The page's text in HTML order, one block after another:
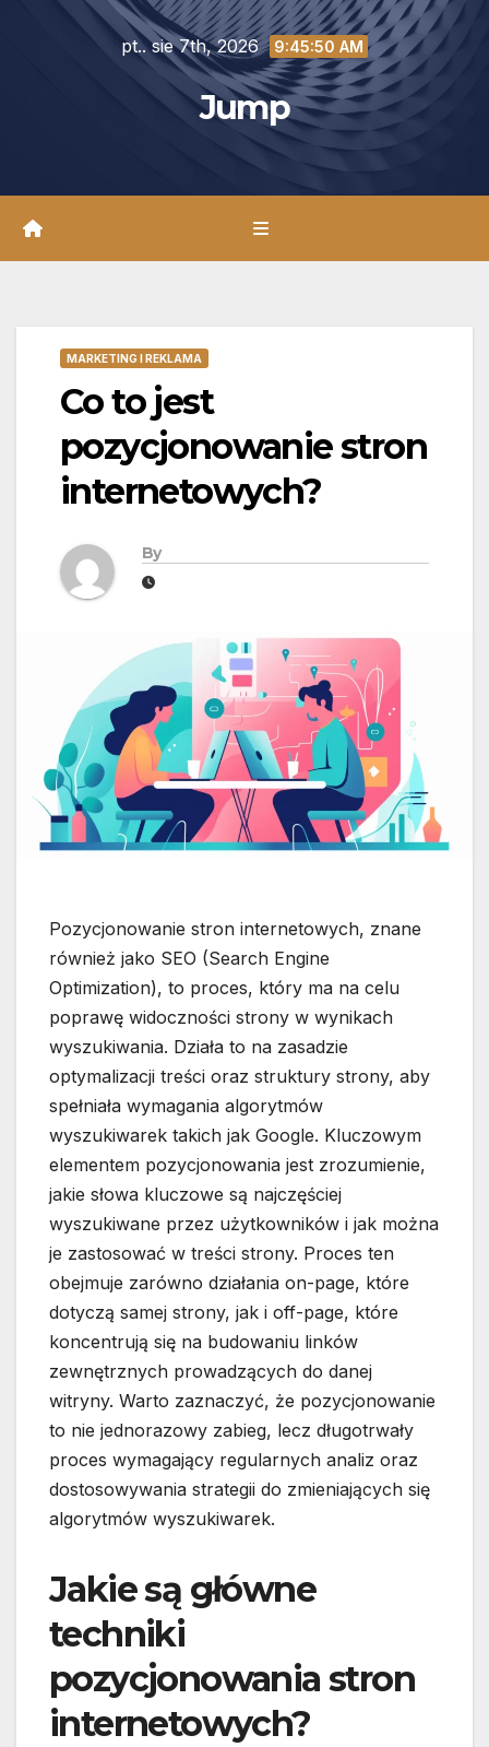
pt.. sie 7th, 2026 9:45:51 AM
Jump
MARKETING I REKLAMA
Co to jest
pozycjonowanie stron
internetowych?
By
Pozycjonowanie stron internetowych, znane
również jako SEO (Search Engine
Optimization), to proces, który ma na celu
poprawę widoczności strony w wynikach
wyszukiwania. Działa to na zasadzie
optymalizacji treści oraz struktury strony, aby
spełniała wymagania algorytmów
wyszukiwarek takich jak Google. Kluczowym
elementem pozycjonowania jest zrozumienie,
jakie słowa kluczowe są najczęściej
wyszukiwane przez użytkowników i jak można
je zastosować w treści strony. Proces ten
obejmuje zarówno działania on-page, które
dotyczą samej strony, jak i off-page, które
koncentrują się na budowaniu linków
zewnętrznych prowadzących do danej
witryny. Warto zaznaczyć, że pozycjonowanie
to nie jednorazowy zabieg, lecz długotrwały
proces wymagający regularnych analiz oraz
dostosowywania strategii do zmieniających się
algorytmów wyszukiwarek.
Jakie są główne
techniki
pozycjonowania stron
internetowych?